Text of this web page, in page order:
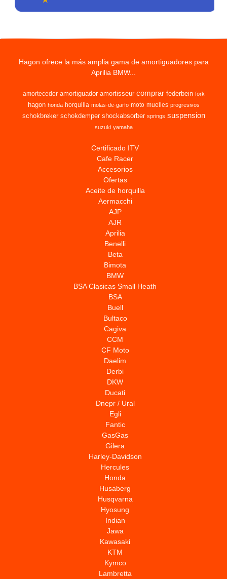
Hagon ofrece la más amplia gama de amortiguadores para
Aprilia BMW...
amortecedor amortiguador amortisseur comprar federbein fork
hagon honda horquilla molas-de-garfo moto muelles progresivos
schokbreker schokdemper shockabsorber springs suspension
suzuki yamaha
Certificado ITV
Cafe Racer
Accesorios
Ofertas
Aceite de horquilla
Aermacchi
AJP
AJR
Aprilia
Benelli
Beta
Bimota
BMW
BSA Clasicas Small Heath
BSA
Buell
Bultaco
Cagiva
CCM
CF Moto
Daelim
Derbi
DKW
Ducati
Dnepr / Ural
Egli
Fantic
GasGas
Gilera
Harley-Davidson
Hercules
Honda
Husaberg
Husqvarna
Hyosung
Indian
Jawa
Kawasaki
KTM
Kymco
Lambretta